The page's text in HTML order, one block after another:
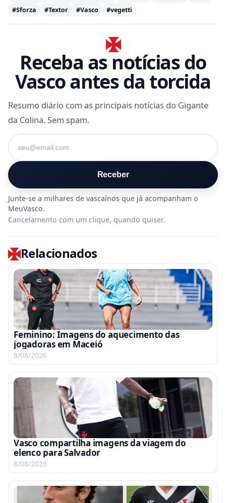
#Sforza
#Textor #Vasco #vegetti
Receba as notícias do
Vasco antes da torcida
Resumo diário com as principais notícias do Gigante
da Colina. Sem spam.
Seu e-mail
Receber
Cancelamento com um clique, quando quiser.
Relacionados
Feminino: Imagens do aquecimento das
jogadoras em Maceió
8/08/2026
Vasco compartilha imagens da viagem do
elenco para Salvador
8/08/2026